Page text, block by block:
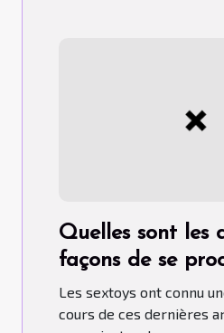
Quelles sont les
façons de se
sextoys ?
Les sextoys ont connu
cours de ces dernières